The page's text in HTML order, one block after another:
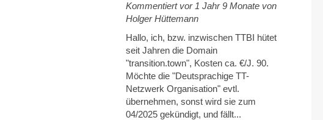
Kommentiert vor 1 Jahr 9 Monate von
Holger Hüttemann
Hallo, ich, bzw. inzwischen TTBI hütet
seit Jahren die Domain
"transition.town", Kosten ca. €/J. 90.
Möchte die "Deutsprachige TT-
Netzwerk Organisation" evtl.
übernehmen, sonst wird sie zum
04/2025 gekündigt, und fällt...